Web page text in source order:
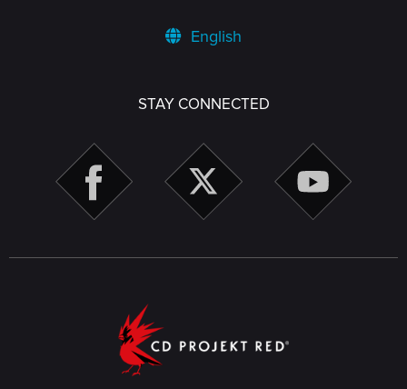
English
STAY CONNECTED